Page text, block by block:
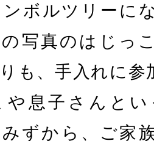
ボルツリーに
写真のはじっ
も、手入れに参
や息子さんと
ずから、ご家